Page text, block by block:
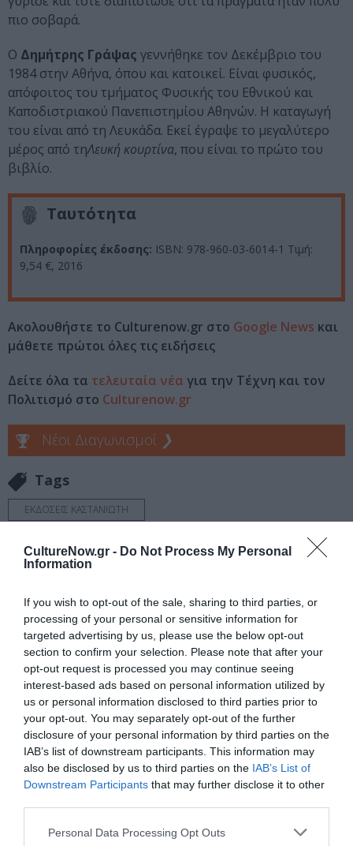
CultureNow.gr - Do Not Process My Personal
Information
If you wish to opt-out of the sale, sharing to third parties, or
processing of your personal or sensitive information for
targeted advertising by us, please use the below opt-out
section to confirm your selection. Please note that after your
opt-out request is processed you may continue seeing
interest-based ads based on personal information utilized by
us or personal information disclosed to third parties prior to
your opt-out. You may separately opt-out of the further
disclosure of your personal information by third parties on the
IAB’s list of downstream participants. This information may
also be disclosed by us to third parties on the IAB’s List of
Downstream Participants that may further disclose it to other
Personal Data Processing Opt Outs
πιο σοβαρά.
Ο Δημήτρης Γράψας γεννήθηκε τον Δεκέμβριο του
1984 στην Αθήνα, όπου και κατοικεί. Είναι φυσικός,
απόφοιτος του τμήματος Φυσικής του Εθνικού και
Καποδιστριακού Πανεπιστημίου Αθηνών. Η καταγωγή
του είναι από τη Λευκάδα. Εκεί έγραψε το μεγαλύτερο
μέρος από τηΛευκή κουρτίνα, που είναι το πρώτο του
βιβλίο.
Ταυτότητα
Πληροφορίες έκδοσης: ISBN: 978-960-03-6014-1 Τιμή:
9,54 €, 2016
Ακολουθήστε το Culturenow.gr στο Google News και
μάθετε πρώτοι όλες τις ειδήσεις
Δείτε όλα τα τελευταία νέα για την Τέχνη και τον
Πολιτισμό στο Culturenow.gr
Νέοι Διαγωνισμοί ❯
Tags
ΕΚΔΟΣΕΙΣ ΚΑΣΤΑΝΙΩΤΗ
Newsletter
την Τέχνη και τον Πολιτισμό!
Ακολουθήστε το Culturenow.gr
Σχετικά Άρθρα